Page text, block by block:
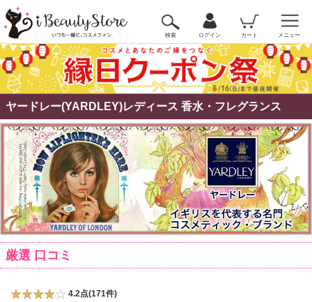
検索 ログイン カート メニュー
ヤードレー(YARDLEY)レディース 香水・フレグランス
厳選 口コミ
4.2点(171件)